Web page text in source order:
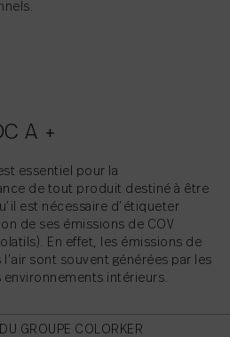
A +
essentiel pour la
de tout produit destiné à être
est nécessaire d’étiqueter
de ses émissions de COV
En effet, les émissions de
sont souvent générées par les
intérieurs.
GROUPE COLORKER